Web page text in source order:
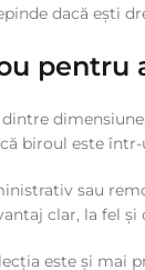
dacă ești
pentru
biroul este
sau
clar, la fel
este și mai